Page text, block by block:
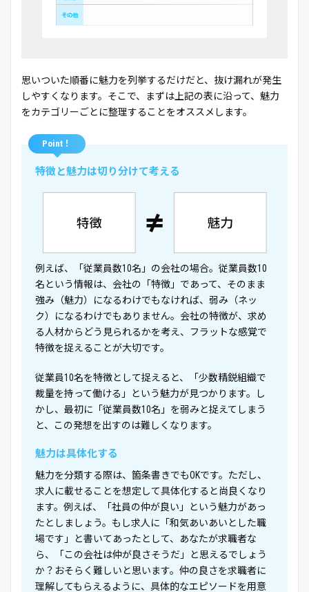
思いついた順番に魅力を列挙するだけだと、抜け漏れが発生
しやすくなります。そこで、まずは上記の表に沿って、魅力
をカテゴリーごとに整理することをオススメします。
Point！
特徴と魅力は切り分けて考える
例えば、「従業員数10名」の会社の場合。従業員数10
名という情報は、会社の「特徴」であって、そのまま
強み（魅力）になるわけでもなければ、弱み（ネッ
ク）になるわけでもありません。会社の特徴が、求め
る人材からどう見られるかを考え、フラットな感覚で
特徴を捉えることが大切です。
従業員10名を特徴として捉えると、「少数精鋭組織で
裁量を持って働ける」という魅力が見つかります。し
かし、最初に「従業員数10名」を弱みと捉えてしまう
と、この発想を出すのは難しくなります。
魅力は具体化する
魅力を分類する際は、箇条書きでもOKです。ただし、
求人に載せることを想定して具体化すると尚良くなり
ます。例えば、「社員の仲が良い」という魅力があっ
たとしましょう。もし求人に「和気あいあいとした職
場です」と書いてあったとして、あなたが求職者な
ら、「この会社は仲が良さそうだ」と思えるでしょう
か？おそらく難しいと思います。仲の良さを求職者に
理解してもらえるように、具体的なエピソードを用意